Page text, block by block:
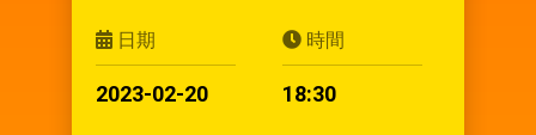
日期
2023-02-20
時間
18:30